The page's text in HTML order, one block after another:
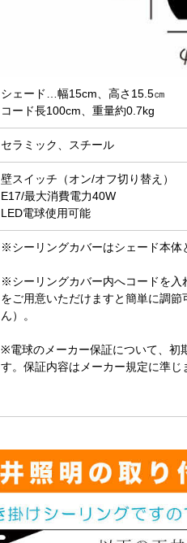
シェード…幅15cm、高さ15.5㎝
コード長100cm、重量約0.7kg
セラミック、スチール
壁スイッチ（オン/オフ切り替え）
E17/最大消費電力40W
LED電球使用可能
※シーリングカバーはシェード本体
※シーリングカバー内へコードを入
をご用意いただけますと簡単に調
ん）。
※電球のメーカー保証について、初
す。保証内容はメーカー規定に準じ